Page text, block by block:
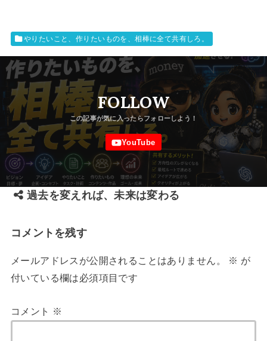
やりたいこと、作りたいものを、相棒に全て共有しろ。
FOLLOW
過去を変えれば、未来は変わる
コメントを残す
メールアドレスが公開されることはありません。 ※ が
付いている欄は必須項目です
コメント ※